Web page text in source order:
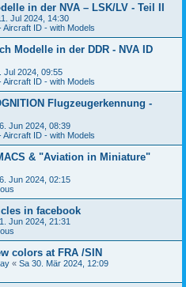
in der NVA – LSK/LV - Teil II
Jul 2024, 14:30
Aircraft ID - with Models
Modelle in der DDR - NVA ID
Jul 2024, 09:55
Aircraft ID - with Models
Flugzeugerkennung -
Jun 2024, 08:39
Aircraft ID - with Models
& "Aviation in Miniature"
Jun 2024, 02:15
in facebook
Jun 2024, 21:31
colors at FRA /SIN
« Sa 30. Mär 2024, 12:09